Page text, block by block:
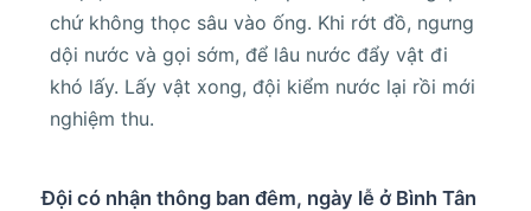
chứ không thọc sâu vào ống. Khi rớt đồ, ngưng
dội nước và gọi sớm, để lâu nước đẩy vật đi
khó lấy. Lấy vật xong, đội kiểm nước lại rồi mới
nghiệm thu.
Đội có nhận thông ban đêm, ngày lễ ở Bình Tân